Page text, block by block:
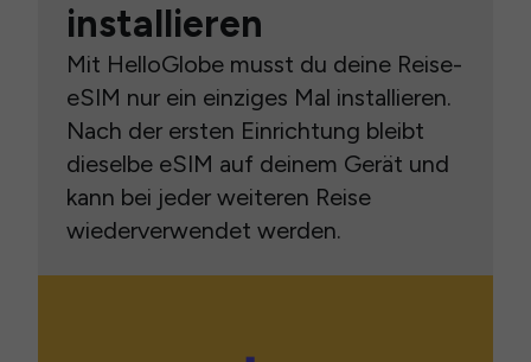
installieren
Mit HelloGlobe musst du deine Reise-
eSIM nur ein einziges Mal installieren.
Nach der ersten Einrichtung bleibt
dieselbe eSIM auf deinem Gerät und
kann bei jeder weiteren Reise
wiederverwendet werden.